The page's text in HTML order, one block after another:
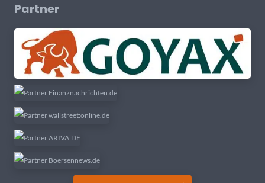
Partner